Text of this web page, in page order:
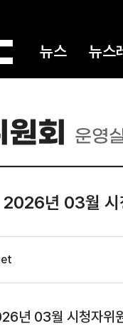
뉴스 뉴스
회 운영
2026년 03월 시
년 03월 시청자위